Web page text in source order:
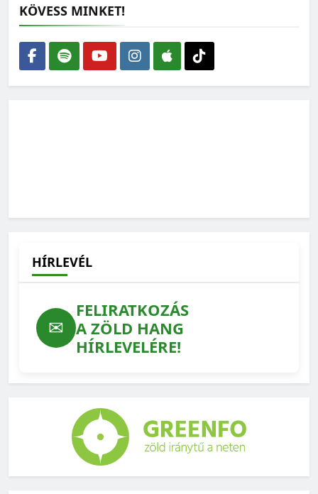
Magyarországon
2026-07-24
KÖVESS MINKET!
HÍRLEVÉL
✉
FELIRATKOZÁS
A ZÖLD HANG
HÍRLEVELÉRE!